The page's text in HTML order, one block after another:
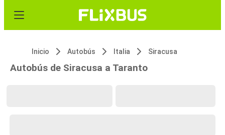
Inicio Autobús Italia Siracusa
Autobús de Siracusa a Taranto